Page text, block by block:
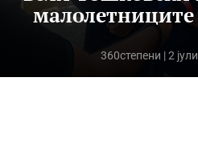
360степени | 2